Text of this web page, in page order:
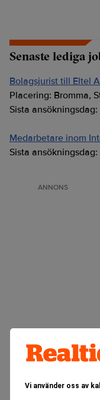
Vi använder oss av
Senaste lediga
Bolagsjurist till Eltel
Placering: Bromma,
Sista ansökningsdag:
Medarbetare inom
Sista ansökningsdag:
ANNONS